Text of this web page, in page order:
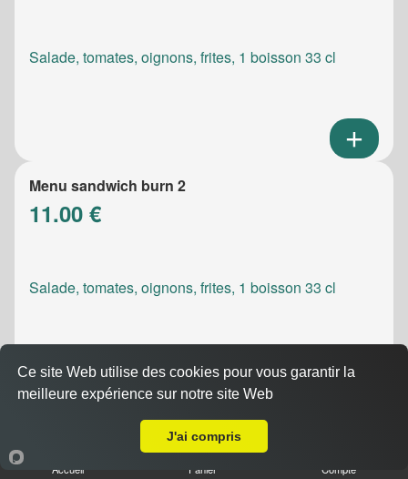
Salade, tomates, oignons, frites, 1 boisson 33 cl
Menu sandwich burn 2
11.00 €
Salade, tomates, oignons, frites, 1 boisson 33 cl
Menu sandwich meatic
Accueil Panier Compte
Ce site Web utilise des cookies pour vous garantir la
meilleure expérience sur notre site Web
J'ai compris